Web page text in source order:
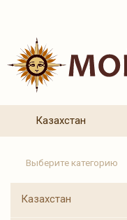
Казахстан
Выберите категорию
Казахстан